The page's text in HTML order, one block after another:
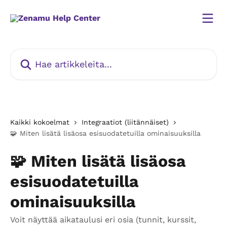
Kaikki kokoelmat
Integraatiot (liitännäiset)
🧩 Miten lisätä lisäosa esisuodatetuilla ominaisuuksilla
🧩 Miten lisätä lisäosa
esisuodatetuilla
ominaisuuksilla
Voit näyttää aikataulusi eri osia (tunnit, kurssit,